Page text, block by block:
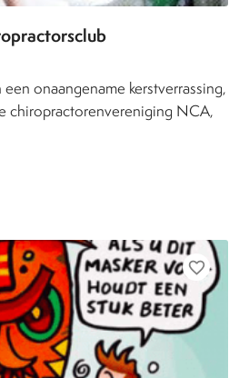
onaangename kerstverrassing,
chiropractorenvereniging NCA,
favorite_border